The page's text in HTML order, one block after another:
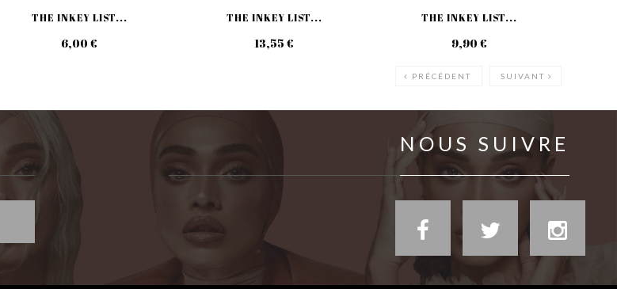
THE INKEY LIST...
6,00 €
THE INKEY LIST...
13,55 €
THE INKEY LIST...
9,90 €
PRÉCÉDENT SUIVANT
NOUS SUIVRE